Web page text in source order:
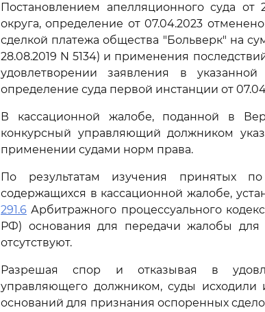
Постановлением апелляционного суда от
округа, определение от 07.04.2023
сделкой платежа общества "Больверк" на
28.08.2019 N 5134) и применения
удовлетворении заявления в
определение суда первой инстанции от
В кассационной жалобе, поданной в
конкурсный управляющий должником
применении судами норм права.
По результатам изучения принятых
содержащихся в кассационной жалобе,
291.6 Арбитражного процессуального
РФ) основания для передачи жалобы для
отсутствуют.
Разрешая спор и отказывая в
управляющего должником, суды исходили
оснований для признания оспоренных